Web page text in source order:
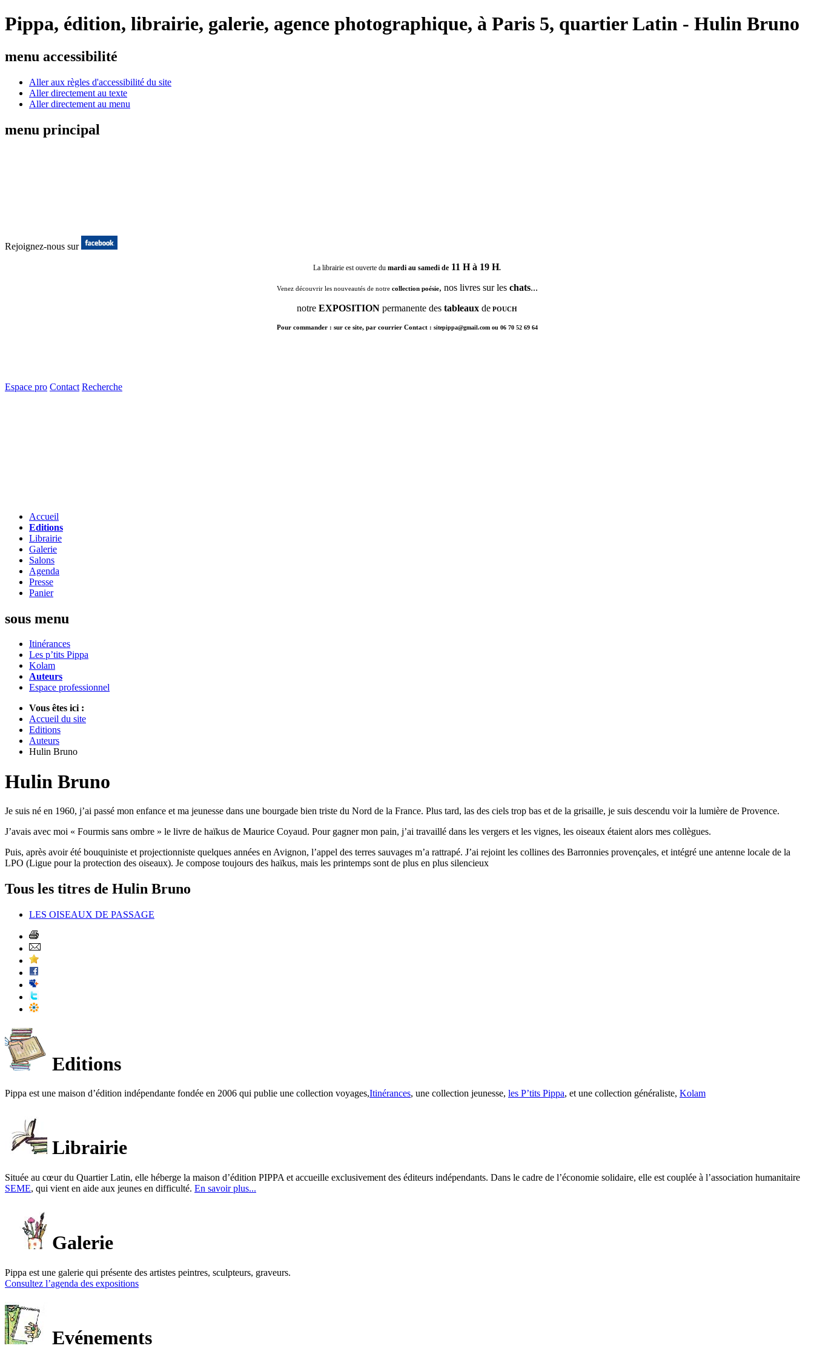
Pippa, édition, librairie, galerie, agence photographique, à Paris 5, quartier Latin - Hulin Bruno
menu accessibilité
Aller aux règles d'accessibilité du site
Aller directement au texte
Aller directement au menu
menu principal
Rejoignez-nous sur
La librairie est ouverte du mardi au samedi de 11 H à 19 H.
Venez découvrir les nouveautés de notrecollection poésie, nos livres sur les chats...
notre EXPOSITION permanente des tableaux de POUCH
Pour commander : sur ce site, par courrier Contact : sitepippa@gmail.com ou 06 70 52 69 64
Espace pro Contact Recherche
Accueil
Editions
Librairie
Galerie
Salons
Agenda
Presse
Panier
sous menu
Itinérances
Les p’tits Pippa
Kolam
Auteurs
Espace professionnel
Vous êtes ici :
Accueil du site
Editions
Auteurs
Hulin Bruno
Hulin Bruno
Je suis né en 1960, j’ai passé mon enfance et ma jeunesse dans une bourgade bien triste du Nord de la France. Plus tard, las des ciels trop bas et de la grisaille, je suis descendu voir la lumière de Provence.
J’avais avec moi « Fourmis sans ombre » le livre de haïkus de Maurice Coyaud. Pour gagner mon pain, j’ai travaillé dans les vergers et les vignes, les oiseaux étaient alors mes collègues.
Puis, après avoir été bouquiniste et projectionniste quelques années en Avignon, l’appel des terres sauvages m’a rattrapé. J’ai rejoint les collines des Barronnies provençales, et intégré une antenne locale de la
LPO (Ligue pour la protection des oiseaux). Je compose toujours des haïkus, mais les printemps sont de plus en plus silencieux
Tous les titres de Hulin Bruno
LES OISEAUX DE PASSAGE
Editions
Pippa est une maison d’édition indépendante fondée en 2006 qui publie une collection voyages,Itinérances, une collection jeunesse, les P’tits Pippa, et une collection généraliste, Kolam
Librairie
Située au cœur du Quartier Latin, elle héberge la maison d’édition PIPPA et accueille exclusivement des éditeurs indépendants. Dans le cadre de l’économie solidaire, elle est couplée à l’association humanitaire
SEME, qui vient en aide aux jeunes en difficulté. En savoir plus...
Galerie
Pippa est une galerie qui présente des artistes peintres, sculpteurs, graveurs.
Consultez l’agenda des expositions
Evénements